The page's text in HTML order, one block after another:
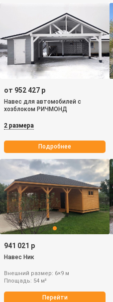
от 952 427 р
Навес для автомобилей с
хозблоком РИЧМОНД
2 размера
Подробнее
941 021 р
Навес Ник
Внешний размер: 6×9 м
Площадь: 54 м²
Перейти